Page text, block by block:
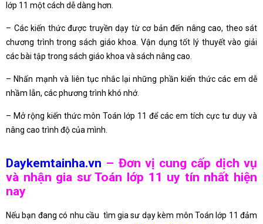
lớp 11 một cách dễ dàng hơn.
– Các kiến thức được truyền dạy từ cơ bản đến nâng cao, theo sát
chương trình trong sách giáo khoa. Vận dụng tốt lý thuyết vào giải
các bài tập trong sách giáo khoa và sách nâng cao.
– Nhấn mạnh và liên tục nhắc lại những phần kiến thức các em dễ
nhầm lẫn, các phương trình khó nhớ.
– Mở rộng kiến thức môn Toán lớp 11 để các em tích cực tư duy và
nâng cao trình độ của mình.
Daykemtainha.vn – Đơn vị cung cấp dịch vụ
và nhận gia sư Toán lớp 11 uy tín nhất hiện
nay
Nếu bạn đang có nhu cầu tìm gia sư dạy kèm môn Toán lớp 11 đảm